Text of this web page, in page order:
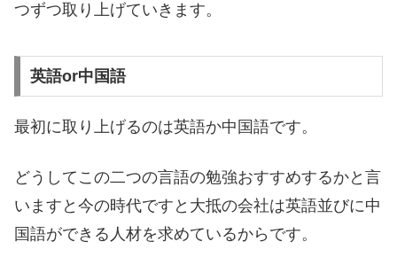
つずつ取り上げていきます。
英語or中国語
最初に取り上げるのは英語か中国語です。
どうしてこの二つの言語の勉強おすすめするかと言
いますと今の時代ですと大抵の会社は英語並びに中
国語ができる人材を求めているからです。